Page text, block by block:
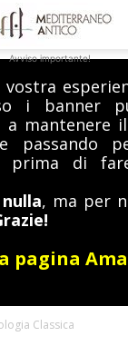
Avviso importante!
i banner
a mantenere
passando
prima di
, ma per
pagina
Classica